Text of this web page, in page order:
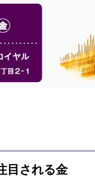
目される金